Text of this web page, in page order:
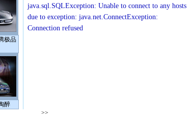
极品
醉
java.sql.SQLException: Unable to connect to any hosts
due to exception: java.net.ConnectException:
Connection refused
>>